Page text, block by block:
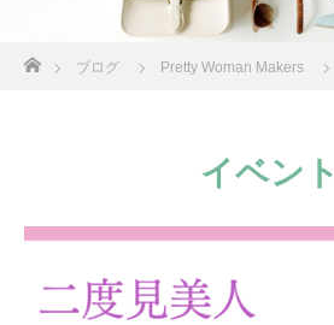
ブログ Pretty Woman Makers
イベント